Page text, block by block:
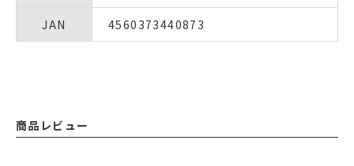
JAN 4560373440873
商品レビュー